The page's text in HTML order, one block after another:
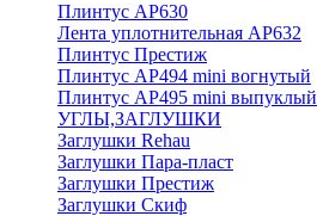
Плинтус АР630
Лента уплотнительная АР632
Плинтус Престиж
Плинтус АР494 mini вогнутый
Плинтус АР495 mini выпуклый
УГЛЫ,ЗАГЛУШКИ
Заглушки Rehau
Заглушки Пара-пласт
Заглушки Престиж
Заглушки Скиф